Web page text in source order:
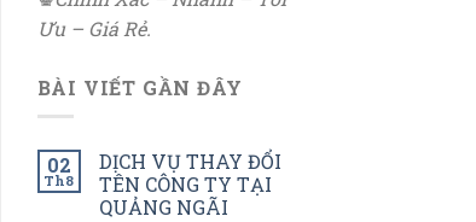
Ưu – Giá Rẻ.
BÀI VIẾT GẦN ĐÂY
02
Th8
DỊCH VỤ THAY ĐỔI
TÊN CÔNG TY TẠI
QUẢNG NGÃI